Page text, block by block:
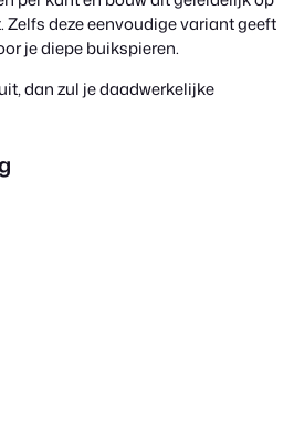
Zelfs deze eenvoudige variant geeft
je diepe buikspieren.
dan zul je daadwerkelijke